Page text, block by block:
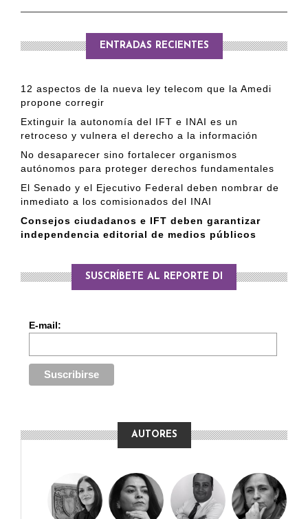
ENTRADAS RECIENTES
12 aspectos de la nueva ley telecom que la Amedi
propone corregir
Extinguir la autonomía del IFT e INAI es un
retroceso y vulnera el derecho a la información
No desaparecer sino fortalecer organismos
autónomos para proteger derechos fundamentales
El Senado y el Ejecutivo Federal deben nombrar de
inmediato a los comisionados del INAI
Consejos ciudadanos e IFT deben garantizar
independencia editorial de medios públicos
SUSCRÍBETE AL REPORTE DI
E-mail:
AUTORES